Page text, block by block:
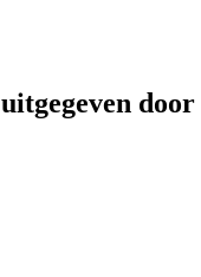
uitgegeven door